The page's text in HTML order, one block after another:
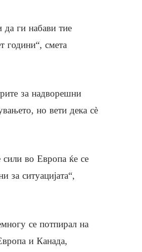
ги набави тие
години“, смета
за надворешни
но вети дека сè
сили во Европа ќе се
за ситуацијата“,
се потпирал на
и Канада,